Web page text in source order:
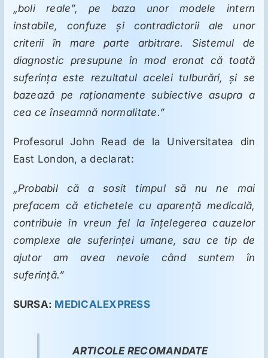
„boli reale”, pe baza unor modele intern
instabile, confuze și contradictorii ale unor
criterii în mare parte arbitrare. Sistemul de
diagnostic presupune în mod eronat că toată
suferința este rezultatul acelei tulburări, și se
bazează pe raționamente subiective asupra a
cea ce înseamnă normalitate.”
Profesorul John Read de la Universitatea din
East London, a declarat:
„Probabil că a sosit timpul să nu ne mai
prefacem că etichetele cu aparență medicală,
contribuie în vreun fel la înțelegerea cauzelor
complexe ale suferinței umane, sau ce tip de
ajutor am avea nevoie când suntem în
suferință.”
SURSA: MEDICALEXPRESS
ARTICOLE RECOMANDATE